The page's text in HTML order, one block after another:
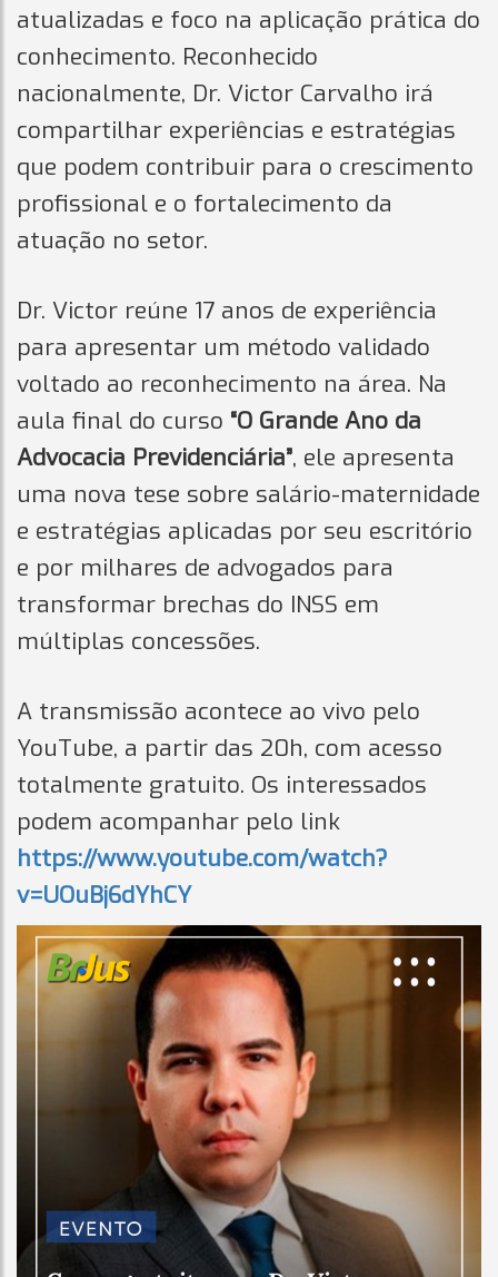
atualizadas e foco na aplicação prática do
conhecimento. Reconhecido
nacionalmente, Dr. Victor Carvalho irá
compartilhar experiências e estratégias
que podem contribuir para o crescimento
profissional e o fortalecimento da
atuação no setor.
Dr. Victor reúne 17 anos de experiência
para apresentar um método validado
voltado ao reconhecimento na área. Na
aula final do curso “O Grande Ano da
Advocacia Previdenciária”, ele apresenta
uma nova tese sobre salário-maternidade
e estratégias aplicadas por seu escritório
e por milhares de advogados para
transformar brechas do INSS em
múltiplas concessões.
A transmissão acontece ao vivo pelo
YouTube, a partir das 20h, com acesso
totalmente gratuito. Os interessados
podem acompanhar pelo link
https://www.youtube.com/watch?
v=UOuBj6dYhCY